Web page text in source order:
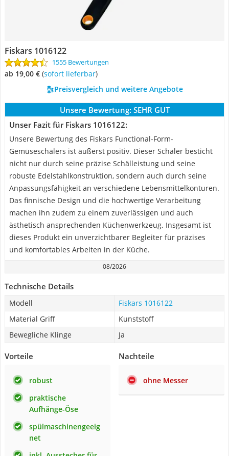
Fiskars 1016122
1555 Bewertungen
ab 19,00 € ( Sofort lieferbar)
Preisvergleich und weitere Angebote
Unsere Bewertung: SEHR GUT
Unser Fazit für Fiskars 1016122:
Unsere Bewertung des Fiskars Functional-Form-
Gemüseschälers ist äußerst positiv. Dieser Schäler besticht
nicht nur durch seine präzise Schälleistung und seine
robuste Edelstahlkonstruktion, sondern auch durch seine
Anpassungsfähigkeit an verschiedene Lebensmittelkonturen.
Das finnische Design und die hochwertige Verarbeitung
machen ihn zudem zu einem zuverlässigen und auch
ästhetisch ansprechenden Küchenwerkzeug. Insgesamt ist
dieses Produkt ein unverzichtbarer Begleiter für präzises
und komfortables Arbeiten in der Küche.
08/2026
Technische Details
Modell
Fiskars 1016122
Material Griff
Kunststoff
Bewegliche Klinge
Ja
Vorteile
robust
praktische
Aufhänge-Öse
spülmaschinengeeig
net
Nachteile
ohne Messer